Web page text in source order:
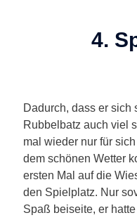
4.
Dadurch, dass er sich
Rubbelbatz auch viel
mal wieder nur für
dem schönen Wetter
ersten Mal auf die
den Spielplatz. Nur
Spaß beiseite, er